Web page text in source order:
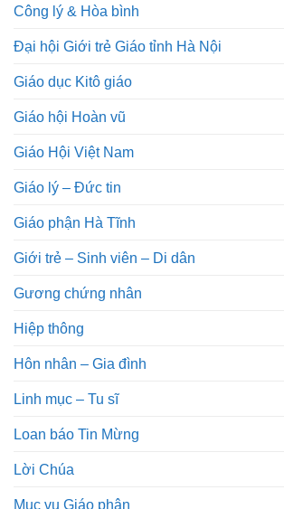
Công lý & Hòa bình
Đại hội Giới trẻ Giáo tỉnh Hà Nội
Giáo dục Kitô giáo
Giáo hội Hoàn vũ
Giáo Hội Việt Nam
Giáo lý – Đức tin
Giáo phận Hà Tĩnh
Giới trẻ – Sinh viên – Di dân
Gương chứng nhân
Hiệp thông
Hôn nhân – Gia đình
Linh mục – Tu sĩ
Loan báo Tin Mừng
Lời Chúa
Mục vụ Giáo phận